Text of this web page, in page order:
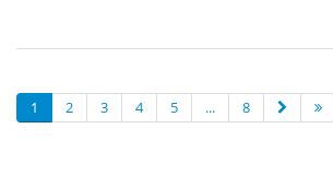
1 2 3 4 5 ... 8